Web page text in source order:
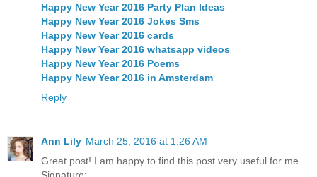
Happy New Year 2016 Party Plan Ideas
Happy New Year 2016 Jokes Sms
Happy New Year 2016 cards
Happy New Year 2016 whatsapp videos
Happy New Year 2016 Poems
Happy New Year 2016 in Amsterdam
Reply
Ann Lily March 25, 2016 at 1:26 AM
Great post! I am happy to find this post very useful for me.